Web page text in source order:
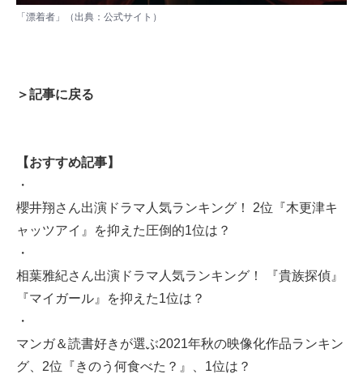
「漂着者」（出典： 公式サイト ）
＞記事に戻る
【おすすめ記事】
・
櫻井翔さん出演ドラマ人気ランキング！ 2位『木更津キ
ャッツアイ』を抑えた圧倒的1位は？
・
相葉雅紀さん出演ドラマ人気ランキング！ 『貴族探偵』
『マイガール』を抑えた1位は？
・
マンガ＆読書好きが選ぶ2021年秋の映像化作品ランキン
グ、2位『きのう何食べた？』、1位は？